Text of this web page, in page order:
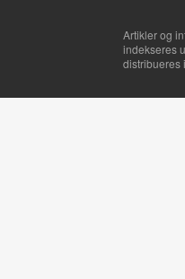
Artikler og
indekseres
distribueres